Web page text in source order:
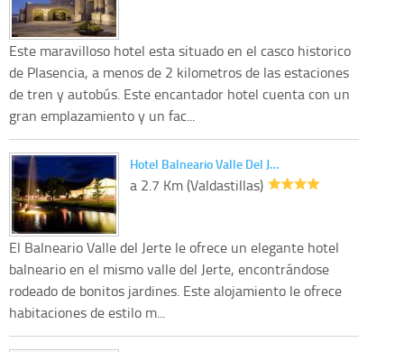
Este maravilloso hotel esta situado en el casco historico
de Plasencia, a menos de 2 kilometros de las estaciones
de tren y autobús. Este encantador hotel cuenta con un
gran emplazamiento y un fac...
Hotel Balneario Valle Del J…
a 2.7 Km (Valdastillas)
El Balneario Valle del Jerte le ofrece un elegante hotel
balneario en el mismo valle del Jerte, encontrándose
rodeado de bonitos jardines. Este alojamiento le ofrece
habitaciones de estilo m...